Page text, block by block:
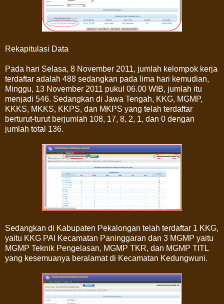
Rekapitulasi Data
Pada hari Selasa, 8 November 2011, jumlah kelompok kerja
terdaftar adalah 488 sedangkan pada lima hari kemudian,
Minggu, 13 November 2011 pukul 06.00 WIB, jumlah itu
menjadi 546. Sedangkan di Jawa Tengah, KKG, MGMP,
KKKS, MKKS, KKPS, dan MKPS yang telah terdaftar
berturut-turut berjumlah 108, 17, 8, 2, 1, dan 0 dengan
jumlah total 136.
Sedangkan di Kabupaten Pekalongan telah terdaftar 1 KKG,
yaitu KKG PAI Kecamatan Paninggaran dan 3 MGMP yaitu
MGMP Teknik Pengelasan, MGMP TKR, dan MGMP TITL
yang kesemuanya beralamat di Kecamatan Kedungwuni.